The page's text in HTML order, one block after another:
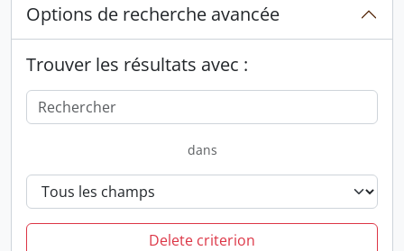
Options de recherche avancée
Trouver les résultats avec :
dans
Delete criterion